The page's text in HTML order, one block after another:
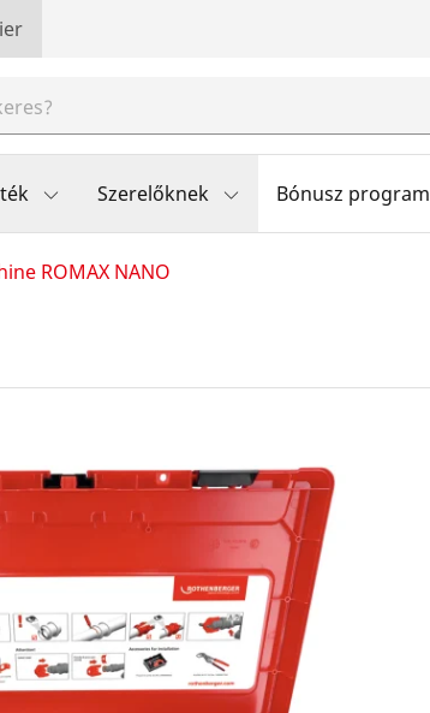
Szerelőknek Bónusz program
ROMAX NANO